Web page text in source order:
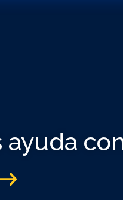
ayuda